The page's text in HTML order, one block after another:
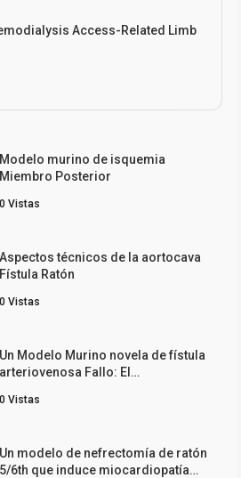
Access-Related Limb
Modelo murino de isquemia
Miembro Posterior
0 Vistas
Aspectos técnicos de la aortocava
Fístula Ratón
0 Vistas
Un Modelo Murino novela de fístula
arteriovenosa Fallo: El
0 Vistas
Un modelo de nefrectomía de ratón
5/6th que induce miocardiopatía